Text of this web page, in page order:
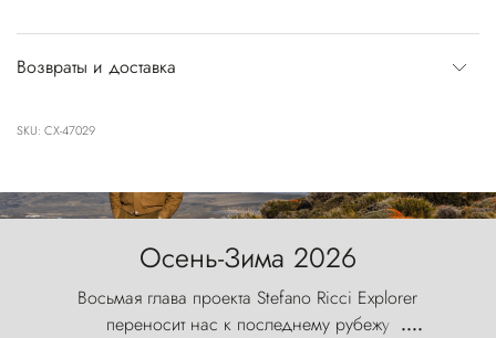
Возвраты и доставка
SKU: CX-47029
Осень-Зима 2026
Восьмая глава проекта Stefano Ricci Explorer
переносит нас к последнему рубежу ....